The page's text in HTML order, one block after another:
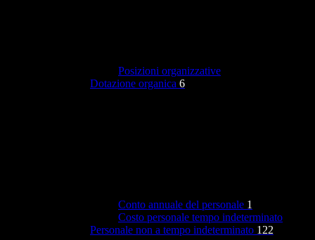
Posizioni organizzative
Dotazione organica 6
Conto annuale del personale 1
Costo personale tempo indeterminato
Personale non a tempo indeterminato 122